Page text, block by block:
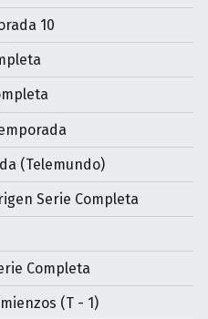
10
(Telemundo)
Serie Completa
Completa
(T - 1)